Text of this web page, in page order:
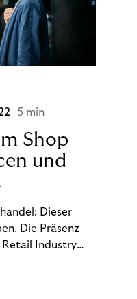
5 min
Shop
und
Dieser
Die Präsenz
Industry
Ein fester